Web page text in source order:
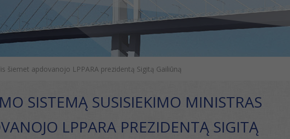
šiemet apdovanojo LPPARA prezidentą Sigitą Gailiūną
SISTEMĄ SUSISIEKIMO MINISTRAS
LPPARA PREZIDENTĄ SIGITĄ